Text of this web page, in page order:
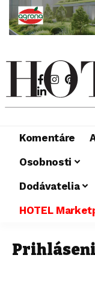
Komentáre
Osobnosti
Dodávatelia
HOTEL